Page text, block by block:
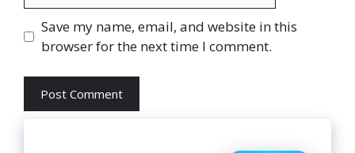
Website
Save my name, email, and website in this
browser for the next time I comment.